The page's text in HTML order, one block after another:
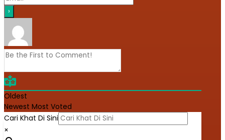
Oldest
Newest Most Voted
Cari Khat Di Sini
×